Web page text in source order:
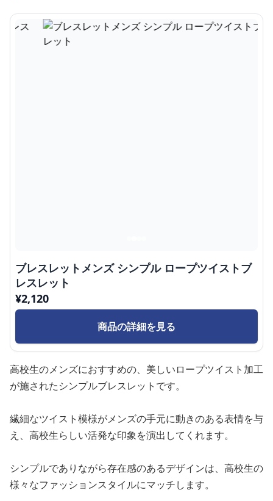
ブレスレットメンズ シンプル ロープツイストブ
レスレット
¥2,120
商品の詳細を見る
高校生のメンズにおすすめの、美しいロープツイスト加工
が施されたシンプルブレスレットです。
繊細なツイスト模様がメンズの手元に動きのある表情を与
え、高校生らしい活発な印象を演出してくれます。
シンプルでありながら存在感のあるデザインは、高校生の
様々なファッションスタイルにマッチします。